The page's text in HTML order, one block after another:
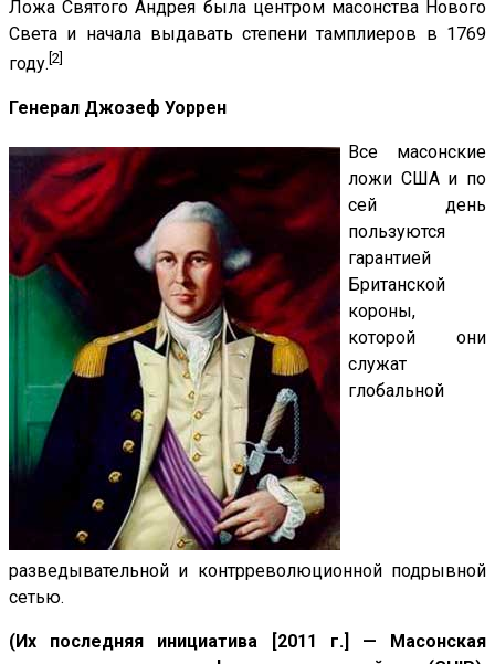
Ложа Святого Андрея была центром масонства Нового
Света и начала выдавать степени тамплиеров в 1769
году. [2]
Генерал Джозеф Уоррен
Все масонские
ложи США и по
сей день
пользуются
гарантией
Британской
короны,
которой они
служат
глобальной
разведывательной и контрреволюционной подрывной
сетью.
(Их последняя инициатива [2011 г.] — Масонская